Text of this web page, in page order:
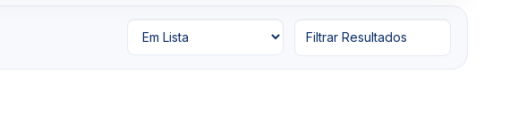
Filtrar Resultados